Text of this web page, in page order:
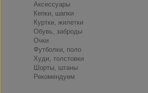
Аксессуары
Кепки, шапки
Куртки, жилетки
Обувь, заброды
Очки
Футболки, поло
Худи, толстовки
Шорты, штаны
Рекомендуем